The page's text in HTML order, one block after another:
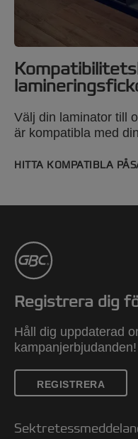
Välj din laminator till
är kompatibla med
HITTA KOMPATIBLA
Registrera dig
Håll dig uppdaterad
kampanjerbjudanden!
REGISTRERA